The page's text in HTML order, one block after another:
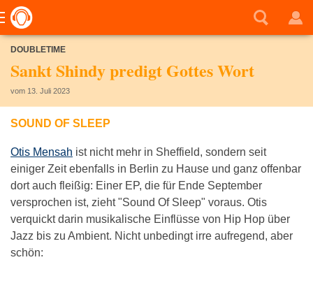
DOUBLETIME
Sankt Shindy predigt Gottes Wort
vom 13. Juli 2023
SOUND OF SLEEP
Otis Mensah ist nicht mehr in Sheffield, sondern seit
einiger Zeit ebenfalls in Berlin zu Hause und ganz offenbar
dort auch fleißig: Einer EP, die für Ende September
versprochen ist, zieht "Sound Of Sleep" voraus. Otis
verquickt darin musikalische Einflüsse von Hip Hop über
Jazz bis zu Ambient. Nicht unbedingt irre aufregend, aber
schön: